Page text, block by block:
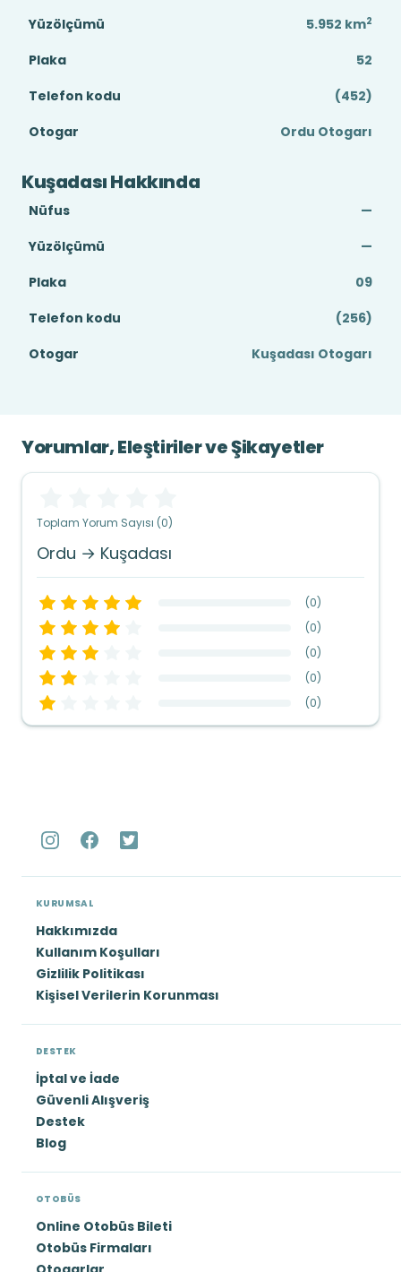
Yüzölçümü
5.952 km2
Plaka
52
Telefon kodu
(452)
Otogar
Ordu Otogarı
Kuşadası Hakkında
Nüfus
—
Yüzölçümü
—
Plaka
09
Telefon kodu
(256)
Otogar
Kuşadası Otogarı
Yorumlar, Eleştiriler ve Şikayetler
Toplam Yorum Sayısı (0)
Ordu → Kuşadası
(0)
(0)
(0)
(0)
(0)
KURUMSAL
Hakkımızda
Kullanım Koşulları
Gizlilik Politikası
Kişisel Verilerin Korunması
DESTEK
İptal ve İade
Güvenli Alışveriş
Destek
Blog
OTOBÜS
Online Otobüs Bileti
Otobüs Firmaları